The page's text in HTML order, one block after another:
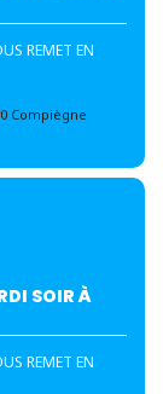
REMET EN
Compiègne
SOIR À
REMET EN